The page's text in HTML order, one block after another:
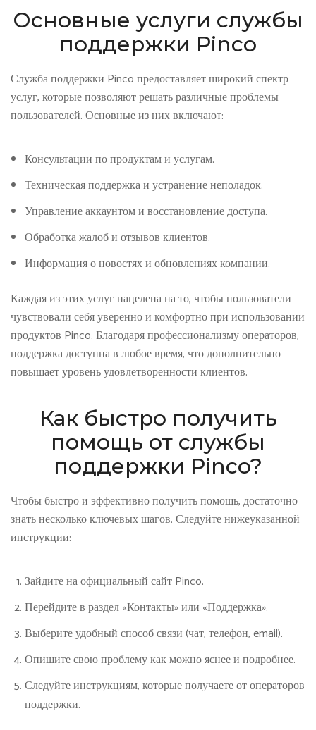
Основные услуги службы
поддержки Pinco
Служба поддержки Pinco предоставляет широкий спектр
услуг, которые позволяют решать различные проблемы
пользователей. Основные из них включают:
Консультации по продуктам и услугам.
Техническая поддержка и устранение неполадок.
Управление аккаунтом и восстановление доступа.
Обработка жалоб и отзывов клиентов.
Информация о новостях и обновлениях компании.
Каждая из этих услуг нацелена на то, чтобы пользователи
чувствовали себя уверенно и комфортно при использовании
продуктов Pinco. Благодаря профессионализму операторов,
поддержка доступна в любое время, что дополнительно
повышает уровень удовлетворенности клиентов.
Как быстро получить
помощь от службы
поддержки Pinco?
Чтобы быстро и эффективно получить помощь, достаточно
знать несколько ключевых шагов. Следуйте нижеуказанной
инструкции:
Зайдите на официальный сайт Pinco.
Перейдите в раздел «Контакты» или «Поддержка».
Выберите удобный способ связи (чат, телефон, email).
Опишите свою проблему как можно яснее и подробнее.
Следуйте инструкциям, которые получаете от операторов
поддержки.